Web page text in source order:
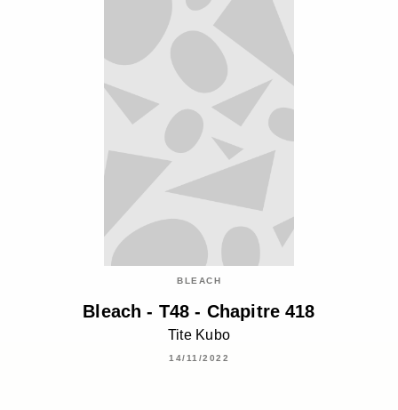
BLEACH
Bleach - T48 - Chapitre 418
Tite Kubo
14/11/2022